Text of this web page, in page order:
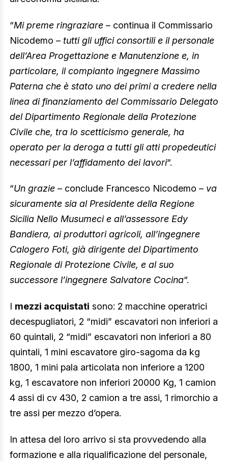
“Mi preme ringraziare – continua il Commissario
Nicodemo – tutti gli uffici consortili e il personale
dell’Area Progettazione e Manutenzione e, in
particolare, il compianto ingegnere Massimo
Paterna che è stato uno dei primi a credere nella
linea di finanziamento del Commissario Delegato
del Dipartimento Regionale della Protezione
Civile che, tra lo scetticismo generale, ha
operato per la deroga a tutti gli atti propedeutici
necessari per l’affidamento dei lavori“.
“Un grazie – conclude Francesco Nicodemo – va
sicuramente sia al Presidente della Regione
Sicilia Nello Musumeci e all’assessore Edy
Bandiera, ai produttori agricoli, all’ingegnere
Calogero Foti, già dirigente del Dipartimento
Regionale di Protezione Civile, e al suo
successore l’ingegnere Salvatore Cocina“.
I mezzi acquistati sono: 2 macchine operatrici
decespugliatori, 2 “midi” escavatori non inferiori a
60 quintali, 2 “midi” escavatori non inferiori a 80
quintali, 1 mini escavatore giro-sagoma da kg
1800, 1 mini pala articolata non inferiore a 1200
kg, 1 escavatore non inferiori 20000 Kg, 1 camion
4 assi di cv 430, 2 camion a tre assi, 1 rimorchio a
tre assi per mezzo d’opera.
In attesa del loro arrivo si sta provvedendo alla
formazione e alla riqualificazione del personale,